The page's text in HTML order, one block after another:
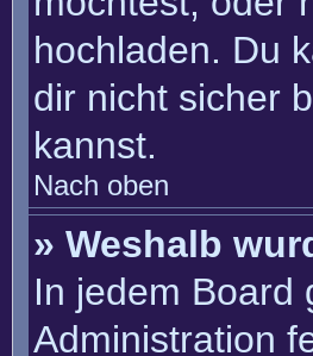
hochladen. Du
dir nicht sicher
kannst.
Nach oben
» Weshalb
In jedem Board
Administration